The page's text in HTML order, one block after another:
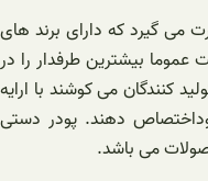
گیرد که دارای برند های
بیشترین طرفدار را در
کنندگان می کوشند با ارایه
دهند. پودر دستی
می باشد.